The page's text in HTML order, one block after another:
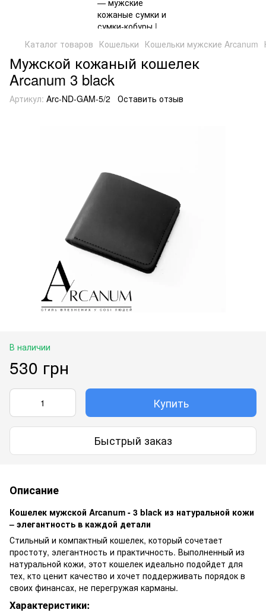
Каталог товаров Кошельки Кошельки мужские Arcanum
Мужской кожаный кошелек
Arcanum 3 black
Артикул: Arc-ND-GAM-5/2 Оставить отзыв
В наличии
530 грн
Купить
Быстрый заказ
Описание
Кошелек мужской Arcanum - 3 black из натуральной кожи
– элегантность в каждой детали
Стильный и компактный кошелек, который сочетает
простоту, элегантность и практичность. Выполненный из
натуральной кожи, этот кошелек идеально подойдет для
тех, кто ценит качество и хочет поддерживать порядок в
своих финансах, не перегружая карманы.
Характеристики: